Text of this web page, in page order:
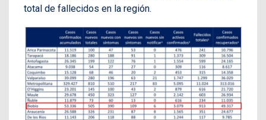
total de fallecidos en la región.